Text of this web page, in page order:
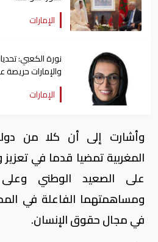
الإمارات
نورة الكعبي:
والإمارات
للإنسانية
الإمارات
وأشارت إلى أن كلا من
المغربية تمضيا قدما في
على الصعيد الوطني
ومساهمتهما الفاعلة في
في مجال حقوق الإنسان.